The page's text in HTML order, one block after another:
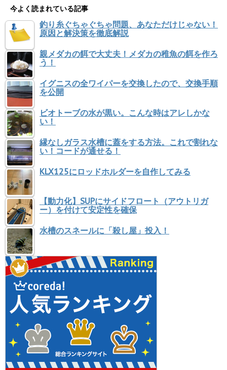
今よく読まれている記事
釣り糸ぐちゃぐちゃ問題、あなただけじゃない！
原因と解決策を徹底解説
親メダカの餌で大丈夫！メダカの稚魚の餌を作ろ
う！
イグニスの全ワイパーを交換したので、交換手順
を公開
ビオトーブの水が黒い。こんな時はアレしかな
い！
縁なしガラス水槽に蓋をする方法。これで割れな
い！コードが通せる！
KLX125にロッドホルダーを自作してみる
【動力化】SUPにサイドフロート（アウトリガ
ー）を付けて安定性を確保
水槽のスネールに「殺し屋」投入！